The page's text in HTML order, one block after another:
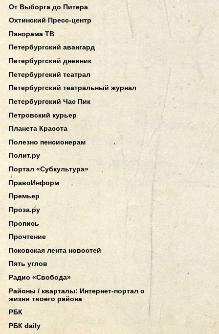
От Выборга до Питера
Охтинский Пресс-центр
Панорама ТВ
Петербургский авангард
Петербургский дневник
Петербургский театрал
Петербургский театральный журнал
Петербургский Час Пик
Петровский курьер
Планета Красота
Полезно пенсионерам
Полит.ру
Портал «Субкультура»
ПравоИнформ
Премьер
Проза.ру
Пропись
Прочтение
Псковская лента новостей
Пять углов
Радио «Свобода»
Районы / кварталы: Интернет-портал о
жизни твоего района
РБК
РБК daily